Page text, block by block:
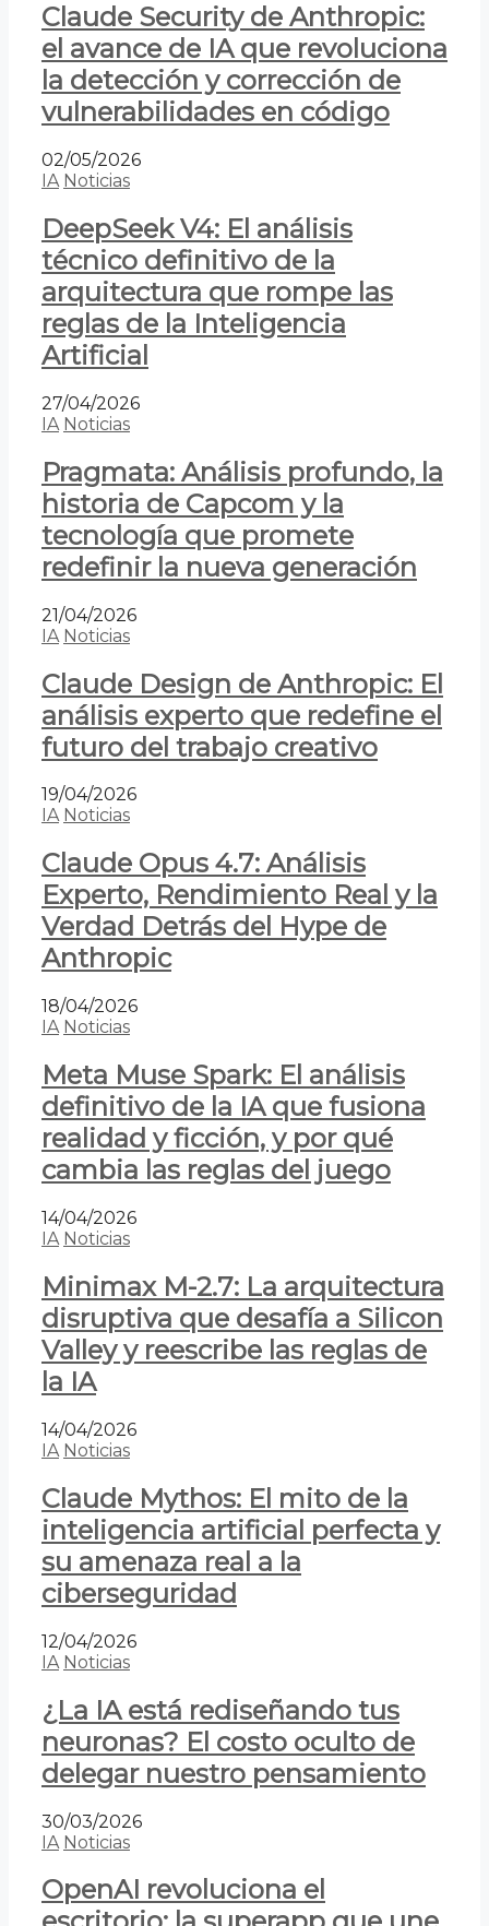
Claude Security de Anthropic:
el avance de IA que revoluciona
la detección y corrección de
vulnerabilidades en código
02/05/2026
IA Noticias
DeepSeek V4: El análisis
técnico definitivo de la
arquitectura que rompe las
reglas de la Inteligencia
Artificial
27/04/2026
IA Noticias
Pragmata: Análisis profundo, la
historia de Capcom y la
tecnología que promete
redefinir la nueva generación
21/04/2026
IA Noticias
Claude Design de Anthropic: El
análisis experto que redefine el
futuro del trabajo creativo
19/04/2026
IA Noticias
Claude Opus 4.7: Análisis
Experto, Rendimiento Real y la
Verdad Detrás del Hype de
Anthropic
18/04/2026
IA Noticias
Meta Muse Spark: El análisis
definitivo de la IA que fusiona
realidad y ficción, y por qué
cambia las reglas del juego
14/04/2026
IA Noticias
Minimax M-2.7: La arquitectura
disruptiva que desafía a Silicon
Valley y reescribe las reglas de
la IA
14/04/2026
IA Noticias
Claude Mythos: El mito de la
inteligencia artificial perfecta y
su amenaza real a la
ciberseguridad
12/04/2026
IA Noticias
¿La IA está rediseñando tus
neuronas? El costo oculto de
delegar nuestro pensamiento
30/03/2026
IA Noticias
OpenAI revoluciona el